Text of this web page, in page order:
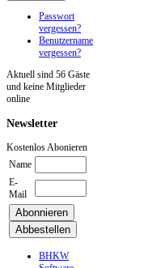
Passwort
vergessen?
Benutzername
vergessen?
Aktuell sind 56 Gäste
und keine Mitglieder
online
Newsletter
Kostenlos Abonieren
Name
E-
Mail
BHKW